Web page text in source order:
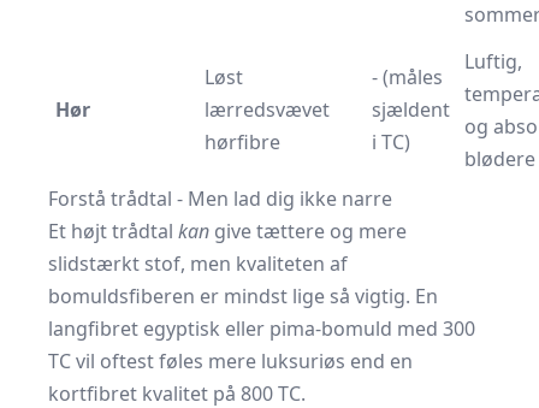
Hør
Løst
lærredsvævet
hørfibre
- (måles
sjældent
i TC)
Luftig,
og
Forstå trådtal - Men lad dig ikke narre
Et højt trådtal kan give tættere og mere
slidstærkt stof, men kvaliteten af
bomuldsfiberen er mindst lige så vigtig. En
langfibret egyptisk eller pima-bomuld med 300
TC vil oftest føles mere luksuriøs end en
kortfibret kvalitet på 800 TC.